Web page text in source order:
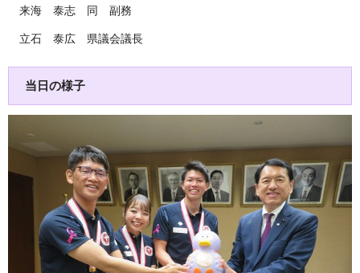
来海 泰志 同 副務
立石 泰広 県議会議長
当日の様子